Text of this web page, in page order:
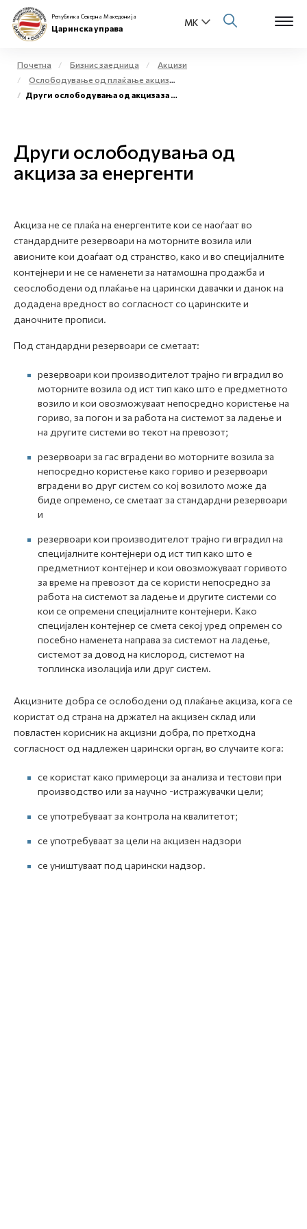
За нас
Бизнис заедница
Медиа центар
Контакт
Е-Весник
Република Северна Македонија
Царинска управа
Почетна Бизнис заедница
Акцизи
Ослободување од плаќање акциза и повластено користење на акцизни добра
Други ослободувања од акциза за енергенти
Други ослободувања од
акциза за енергенти
Акциза не се плаќа на енергентите кои се наоѓаат во
стандардните резервоари на моторните возила или
авионите кои доаѓаат од странство, како и во специјалните
контејнери и не се наменети за натамошна продажба и
сеослободени од плаќање на царински давачки и данок на
додадена вредност во согласност со царинските и
даночните прописи.
Под стандардни резервоари се сметаат:
резервоари кои производителот трајно ги вградил во
моторните возила од ист тип како што е предметното
возило и кои овозможуваат непосредно користење на
гориво, за погон и за работа на системот за ладење и
на другите системи во текот на превозот;
резервоари за гас вградени во моторните возила за
непосредно користење како гориво и резервоари
вградени во друг систем со кој возилото може да
биде опремено, се сметаат за стандардни резервоари
и
резервоари кои производителот трајно ги вградил на
специјалните контејнери од ист тип како што е
предметниот контејнер и кои овозможуваат горивото
за време на превозот да се користи непосредно за
работа на системот за ладење и другите системи со
кои се опремени специјалните контејнери. Како
специјален контејнер се смета секој уред опремен со
посебно наменета направа за системот на ладење,
системот за довод на кислород, системот на
топлинска изолација или друг систем.
Акцизните добра се ослободени од плаќање акциза, кога се
користат од страна на држател на акцизен склад или
повластен корисник на акцизни добра, по претходна
согласност од надлежен царински орган, во случаите кога:
се користат како примероци за анализа и тестови при
производство или за научно -истражувачки цели;
се употребуваат за контрола на квалитетот;
се употребуваат за цели на акцизен надзори
се уништуваат под царински надзор.